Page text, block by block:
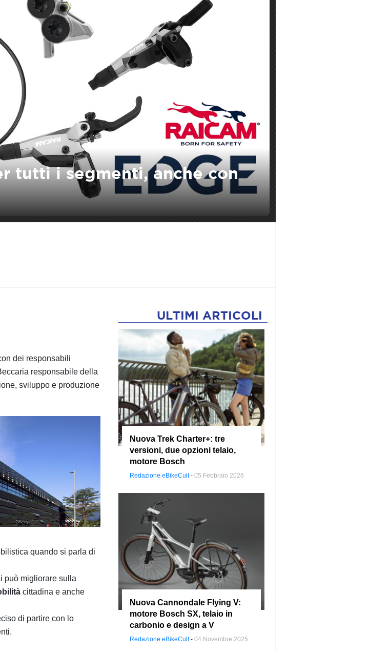
tutti i segmenti, anche con
dei responsabili
responsabile della
sviluppo e produzione
quando si parla di
può migliorare sulla
cittadina e anche
di partire con lo
ULTIMI ARTICOLI
Nuova Trek Charter+: tre
versioni, due opzioni telaio,
motore Bosch
Redazione eBikeCult-05 Febbraio 2026
Nuova Cannondale Flying V:
motore Bosch SX, telaio in
carbonio e design a V
Redazione eBikeCult-04 Novembre 2025